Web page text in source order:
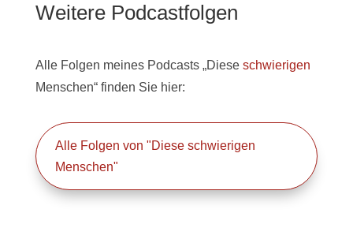
Weitere Podcastfolgen
Alle Folgen meines Podcasts „Diese schwierigen
Menschen“ finden Sie hier:
Alle Folgen von "Diese schwierigen
Menschen"